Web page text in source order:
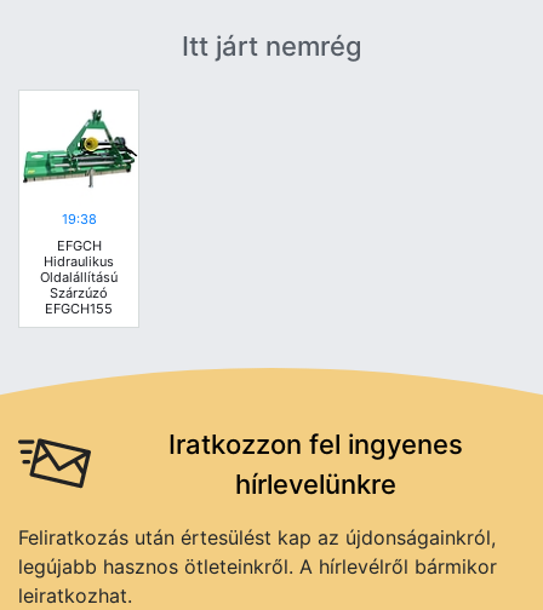
Itt járt nemrég
19:38
EFGCH
Hidraulikus
Oldalállítású
Szárzúzó
EFGCH155
Iratkozzon fel ingyenes
hírlevelünkre
Feliratkozás után értesülést kap az újdonságainkról,
legújabb hasznos ötleteinkről. A hírlevélről bármikor
leiratkozhat.